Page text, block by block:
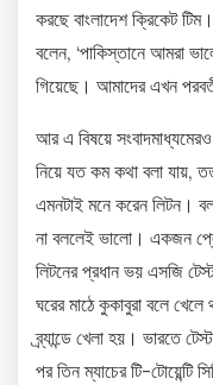
করছে বাংলাদেশ ক্রিকেট
বলেন, ‘পাকিস্তানে আমরা
গিয়েছে। আমাদের এখন
আর এ বিষয়ে
নিয়ে যত কম কথা বলা যায়,
এমনটাই মনে করেন লিটন।
না বললেই ভালো। একজন
লিটনের প্রধান ভয় এসজি
ঘরের মাঠে কুকাবুরা বলে
ব্র্যান্ডে খেলা হয়। ভারতে
পর তিন ম্যাচের টি-টোয়েন্টি